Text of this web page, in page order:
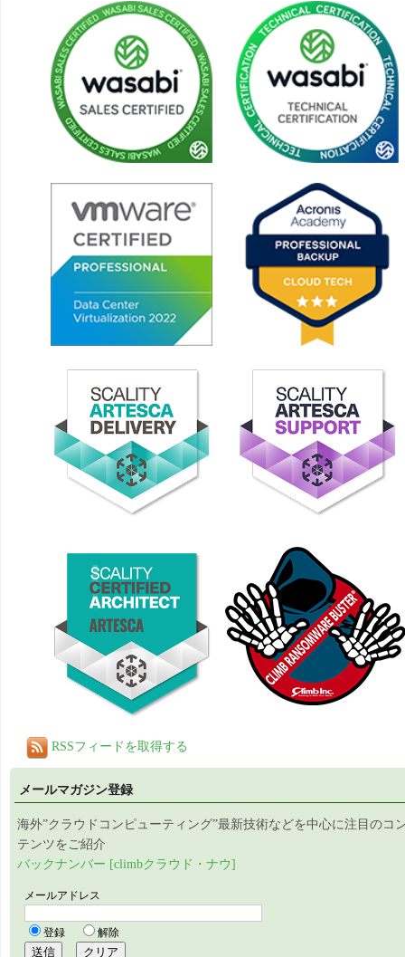
RSSフィードを取得する
メールマガジン登録
海外”クラウドコンピューティング”最新技術などを中心に注目のコ
テンツをご紹介
バックナンバー [climbクラウド・ナウ]